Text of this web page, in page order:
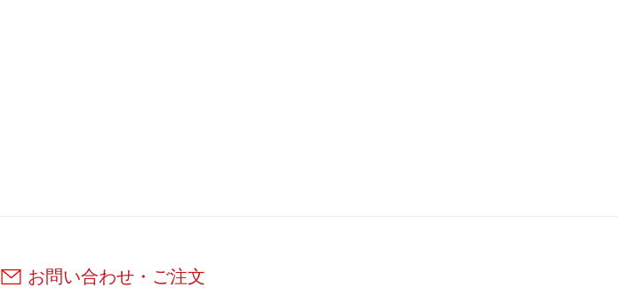
お問い合わせ・ご注文